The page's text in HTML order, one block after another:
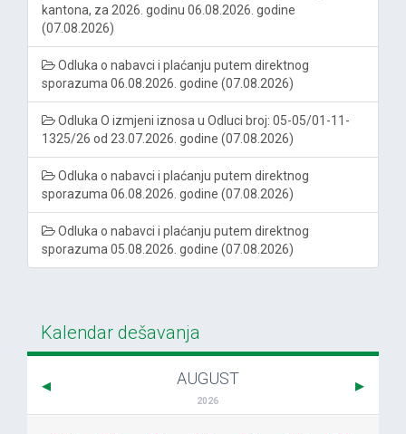
kantona, za 2026. godinu 06.08.2026. godine
(07.08.2026)
Odluka o nabavci i plaćanju putem direktnog
sporazuma 06.08.2026. godine (07.08.2026)
Odluka O izmjeni iznosa u Odluci broj: 05-05/01-11-
1325/26 od 23.07.2026. godine (07.08.2026)
Odluka o nabavci i plaćanju putem direktnog
sporazuma 06.08.2026. godine (07.08.2026)
Odluka o nabavci i plaćanju putem direktnog
sporazuma 05.08.2026. godine (07.08.2026)
Kalendar dešavanja
AUGUST
2026